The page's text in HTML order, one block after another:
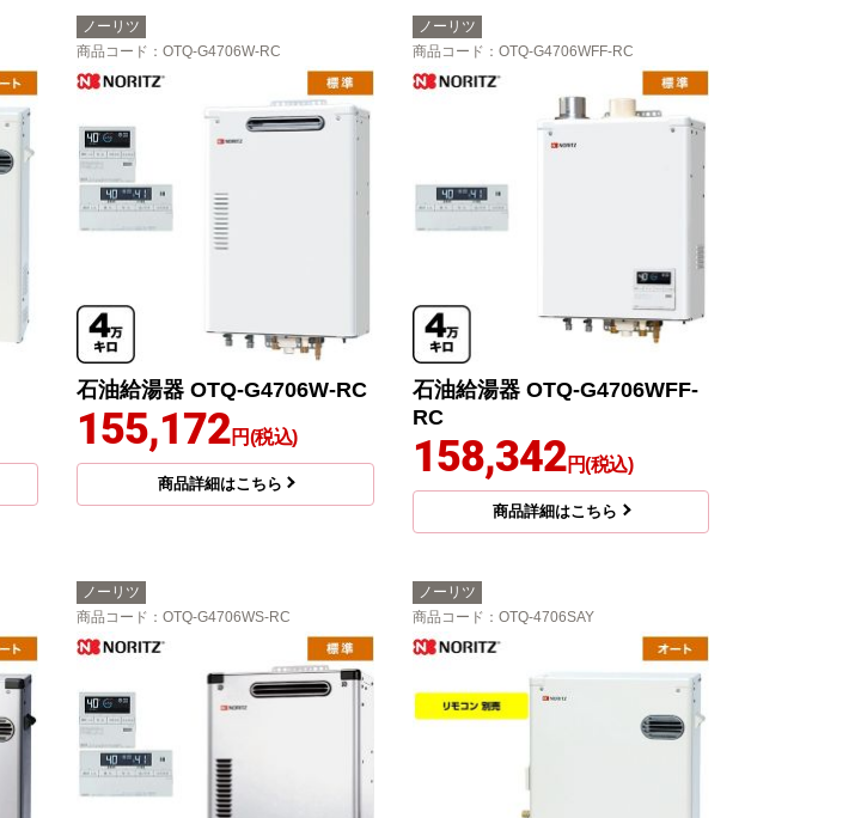
ノーリツ
商品コード ：OTQ-G4706W-RC
石油給湯器 OTQ-G4706W-RC
155,172円(税込)
商品詳細はこちら
ノーリツ
商品コード ：OTQ-G4706WFF-RC
石油給湯器 OTQ-G4706WFF-
RC
158,342円(税込)
商品詳細はこちら
ノーリツ
商品コード ：OTQ-G4706WS-RC
ノーリツ
商品コード ：OTQ-4706SAY